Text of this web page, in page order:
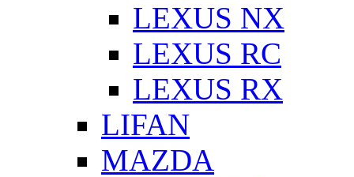
LEXUS NX
LEXUS RC
LEXUS RX
LIFAN
MAZDA